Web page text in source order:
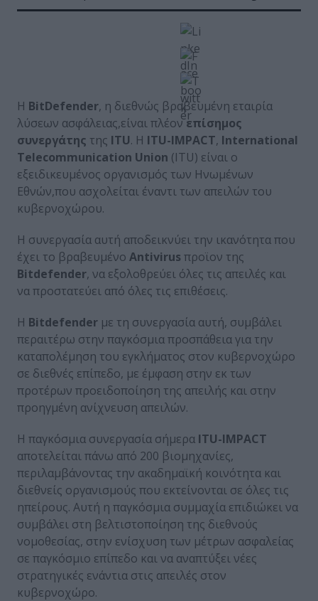
Η BitDefender, η διεθνώς βραβευμένη εταιρία
λύσεων ασφάλειας,είναι πλέονεπίσημος
συνεργάτης της ITU. Η ITU-IMPACT, International
Telecommunication Union (ITU) είναι ο
εξειδικευμένος οργανισμός των Ηνωμένων
Εθνών,που ασχολείται έναντι των απειλών του
κυβερνοχώρου.
Η συνεργασία αυτή αποδεικνύει την ικανότητα που
έχει το βραβευμένο Antivirus προϊον της
Bitdefender, να εξολοθρεύει όλες τις απειλές και
να προστατεύει από όλες τις επιθέσεις.
Η Bitdefender με τη συνεργασία αυτή, συμβάλει
περαιτέρω στην παγκόσμια προσπάθεια για την
καταπολέμηση του εγκλήματος στον κυβερνοχώρο
σε διεθνές επίπεδο, με έμφαση στην εκ των
προτέρων προειδοποίηση της απειλής και στην
προηγμένη ανίχνευση απειλών.
Η παγκόσμια συνεργασία σήμερα ITU-IMPACT
αποτελείται πάνω από 200 βιομηχανίες,
περιλαμβάνοντας την ακαδημαϊκή κοινότητα και
διεθνείς οργανισμούς που εκτείνονται σε όλες τις
ηπείρους. Αυτή η παγκόσμια συμμαχία επιδιώκει να
συμβάλει στη βελτιστοποίηση της διεθνούς
νομοθεσίας, στην ενίσχυση των μέτρων ασφαλείας
σε παγκόσμιο επίπεδο και να αναπτύξει νέες
στρατηγικές ενάντια στις απειλές στον
κυβερνοχώρο.